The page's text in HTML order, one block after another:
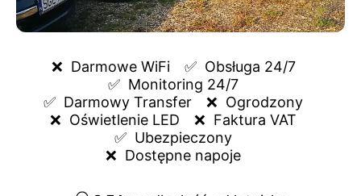
❌ Darmowe WiFi ✅ Obsługa 24/7
✅ Monitoring 24/7
✅ Darmowy Transfer ❌ Ogrodzony
❌ Oświetlenie LED ❌ Faktura VAT
✅ Ubezpieczony
❌ Dostępne napoje